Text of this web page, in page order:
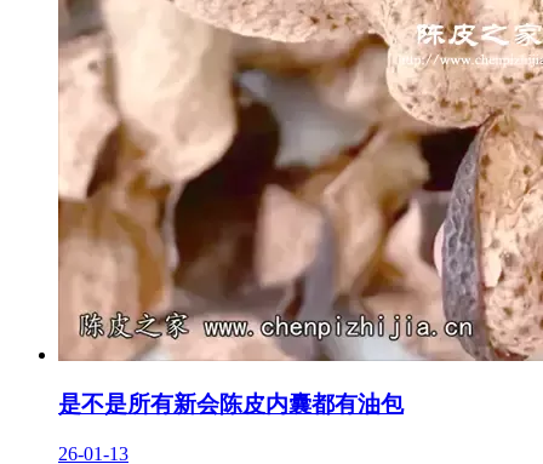
是不是所有新会陈皮内囊都有油包
26-01-13